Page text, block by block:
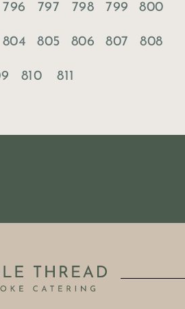
796 797 798 799 800
804 805 806 807 808
810 811